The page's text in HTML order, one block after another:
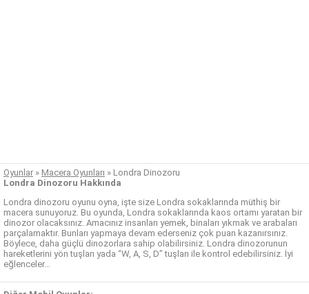
Oyunlar » Macera Oyunları » Londra Dinozoru
Londra Dinozoru Hakkında
Londra dinozoru oyunu oyna, işte size Londra sokaklarında müthiş bir
macera sunuyoruz. Bu oyunda, Londra sokaklarında kaos ortamı yaratan bir
dinozor olacaksınız. Amacınız insanları yemek, binaları yıkmak ve arabaları
parçalamaktır. Bunları yapmaya devam ederseniz çok puan kazanırsınız.
Böylece, daha güçlü dinozorlara sahip olabilirsiniz. Londra dinozorunun
hareketlerini yön tuşları yada “W, A, S, D” tuşları ile kontrol edebilirsiniz. İyi
eğlenceler…